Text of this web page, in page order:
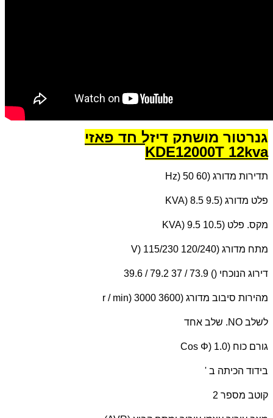
גנרטור מושתק דיזל חד פאזי
KDE12000T 12kva
תדירות מדורג (Hz) 50 60
פלט מדורג (KVA) 8.5 9.5
מקס. פלט (KVA) 9.5 10.5
מתח מדורג (V) 115/230 120/240
דירוג הנוכחי () 73.9 / 37 79.2 / 39.6
מהירות סיבוב מדורג (r / min) 3000 3600
לשלב NO. שלב אחד
גורם כוח (Cos Φ) 1.0
בידוד הכיתה ב '
קוטב מספר 2